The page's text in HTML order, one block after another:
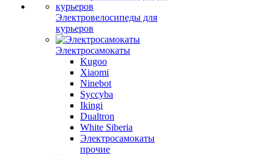
Электровелосипеды для
курьеров
Электросамокаты
Kugoo
Xiaomi
Ninebot
Syccyba
Ikingi
Dualtron
White Siberia
Электросамокаты
прочие